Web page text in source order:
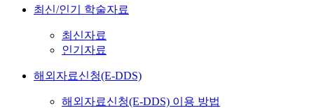
최신/인기 학술자료
최신자료
인기자료
해외자료신청(E-DDS)
해외자료신청(E-DDS) 이용 방법